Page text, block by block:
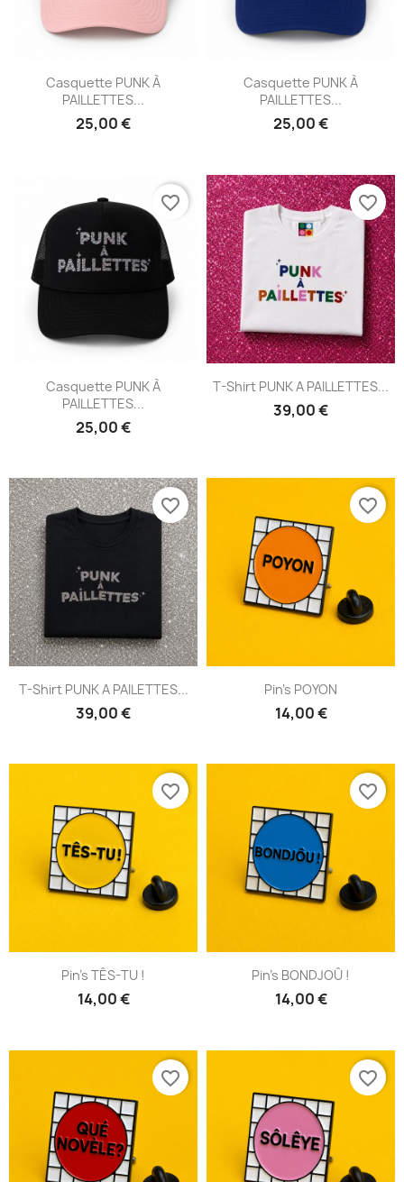
Casquette PUNK À
PAILLETTES...
25,00 €
Casquette PUNK À
PAILLETTES...
25,00 €
Casquette PUNK À
PAILLETTES...
25,00 €
favorite_border
T-Shirt PUNK A PAILLETTES...
39,00 €
favorite_border
T-Shirt PUNK A PAILETTES...
39,00 €
favorite_border
Pin's POYON
14,00 €
favorite_border
Pin's TÊS-TU !
14,00 €
favorite_border
Pin's BONDJOÛ !
14,00 €
favorite_border
favorite_border favorite_border